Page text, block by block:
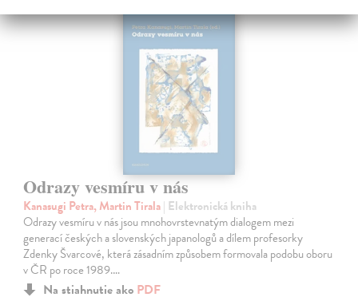
Odrazy vesmíru v nás
Kanasugi Petra, Martin Tirala| Elektronická kniha
Odrazy vesmíru v nás jsou mnohovrstevnatým dialogem mezi
generací českých a slovenských japanologů a dílem profesorky
Zdenky Švarcové, která zásadním způsobem formovala podobu oboru
v ČR po roce 1989.…
Na stiahnutie ako PDF